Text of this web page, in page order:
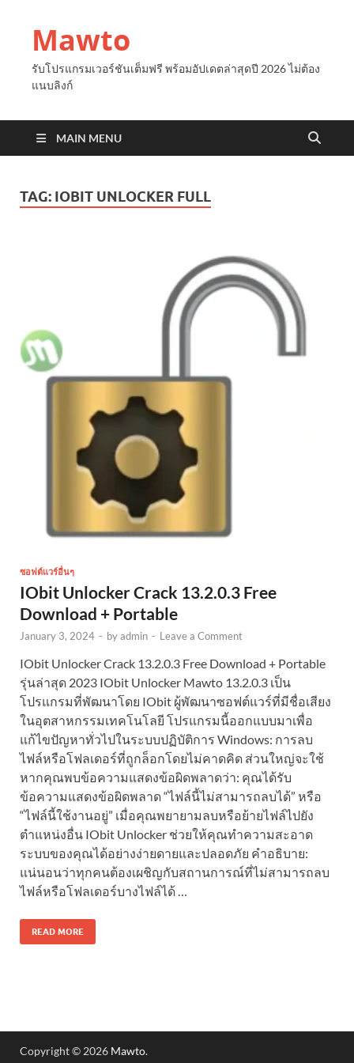
Mawto
รับโปรแกรมเวอร์ชันเต็มฟรี พร้อมอัปเดตล่าสุดปี 2026 ไม่ต้อง
แนบลิงก์
MAIN MENU
TAG: IOBIT UNLOCKER FULL
ซอฟต์แวร์อื่นๆ
IObit Unlocker Crack 13.2.0.3 Free
Download + Portable
January 3, 2024 - byadmin - Leave a Comment
IObit Unlocker Crack 13.2.0.3 Free Download + Portable
รุ่นล่าสุด 2023 IObit Unlocker Mawto 13.2.0.3 เป็น
โปรแกรมที่พัฒนาโดย IObit ผู้พัฒนาซอฟต์แวร์ที่มีชื่อเสียง
ในอุตสาหกรรมเทคโนโลยี โปรแกรมนี้ออกแบบมาเพื่อ
แก้ไขปัญหาทั่วไปในระบบปฏิบัติการ Windows: การลบ
ไฟล์หรือโฟลเดอร์ที่ถูกล็อกโดยไม่คาดคิด ส่วนใหญ่จะใช้
หากคุณพบข้อความแสดงข้อผิดพลาดว่า: คุณได้รับ
ข้อความแสดงข้อผิดพลาด “ไฟล์นี้ไม่สามารถลบได้” หรือ
“ไฟล์นี้ใช้งานอยู่” เมื่อคุณพยายามลบหรือย้ายไฟล์ไปยัง
ตำแหน่งอื่น IObit Unlocker ช่วยให้คุณทำความสะอาด
ระบบของคุณได้อย่างง่ายดายและปลอดภัย คำอธิบาย:
แน่นอนว่าทุกคนต้องเผชิญกับสถานการณ์ที่ไม่สามารถลบ
ไฟล์หรือโฟลเดอร์บางไฟล์ได้ …
READ MORE
Copyright © 2026 Mawto.